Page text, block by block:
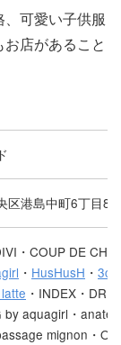
可愛い子供服
店があること
区港島中町6丁目8
・COUP DE
・ HusHusH ・
・INDEX・
by aquagirl・
mignon・